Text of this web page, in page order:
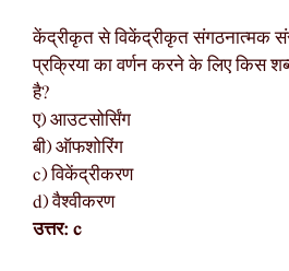
केंद्रीकृत से विकेंद्रीकृत संगठनात्मक
प्रक्रिया का वर्णन करने के लिए किस
है?
ए) आउटसोर्सिंग
बी) ऑफशोरिंग
c) विकेंद्रीकरण
d) वैश्वीकरण
उत्तर: c